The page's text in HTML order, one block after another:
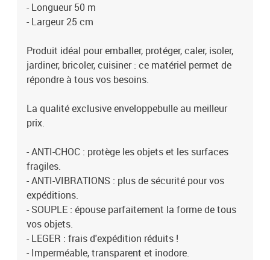
- Longueur 50 m
- Largeur 25 cm
Produit idéal pour emballer, protéger, caler, isoler,
jardiner, bricoler, cuisiner : ce matériel permet de
répondre à tous vos besoins.
La qualité exclusive enveloppebulle au meilleur
prix.
- ANTI-CHOC : protège les objets et les surfaces
fragiles.
- ANTI-VIBRATIONS : plus de sécurité pour vos
expéditions.
- SOUPLE : épouse parfaitement la forme de tous
vos objets.
- LEGER : frais d'expédition réduits !
- Imperméable, transparent et inodore.